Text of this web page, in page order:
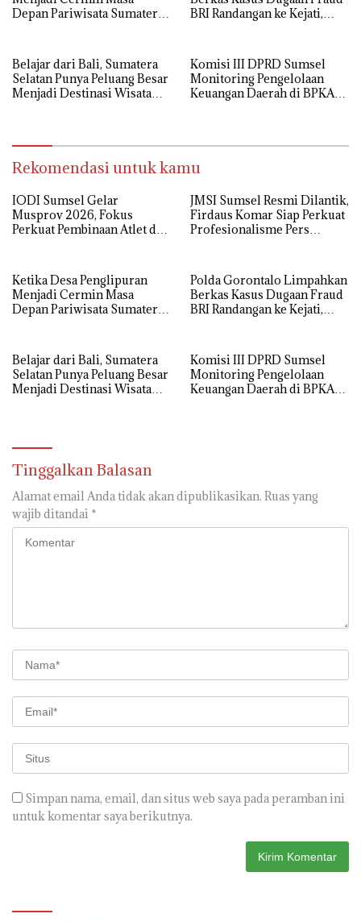
Depan Pariwisata Sumatera
BRI Randangan ke Kejati,
Belajar dari Bali, Sumatera
Selatan Punya Peluang Besar
Menjadi Destinasi Wisata
Komisi III DPRD Sumsel
Monitoring Pengelolaan
Keuangan Daerah di BPKAD
Rekomendasi untuk kamu
IODI Sumsel Gelar
Musprov 2026, Fokus
Perkuat Pembinaan Atlet dan
JMSI Sumsel Resmi Dilantik,
Firdaus Komar Siap Perkuat
Profesionalisme Pers
Ketika Desa Penglipuran
Menjadi Cermin Masa
Depan Pariwisata Sumatera
Polda Gorontalo Limpahkan
Berkas Kasus Dugaan Fraud
BRI Randangan ke Kejati,
Belajar dari Bali, Sumatera
Selatan Punya Peluang Besar
Menjadi Destinasi Wisata
Komisi III DPRD Sumsel
Monitoring Pengelolaan
Keuangan Daerah di BPKAD
Tinggalkan Balasan
Alamat email Anda tidak akan dipublikasikan. Ruas yang
wajib ditandai *
Simpan nama, email, dan situs web saya pada peramban ini
untuk komentar saya berikutnya.